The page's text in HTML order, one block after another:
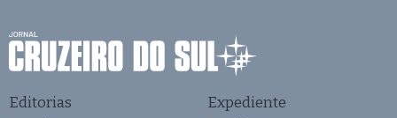
Editorias Expediente